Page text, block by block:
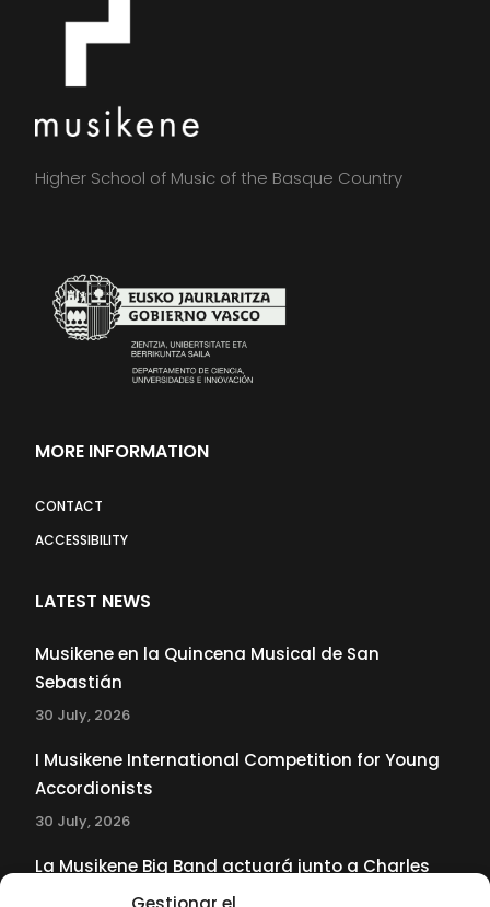
Higher School of Music of the Basque Country
MORE INFORMATION
CONTACT
ACCESSIBILITY
LATEST NEWS
Musikene en la Quincena Musical de San
Sebastián
30 July, 2026
I Musikene International Competition for Young
Accordionists
30 July, 2026
La Musikene Big Band actuará junto a Charles
Tolliver en el 61 Jazzaldia